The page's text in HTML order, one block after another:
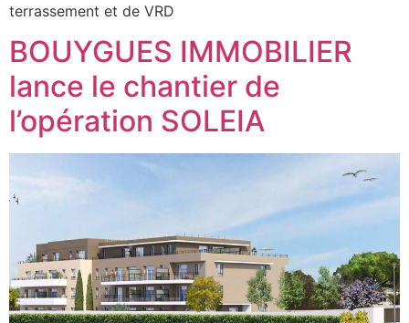
terrassement et de VRD
BOUYGUES IMMOBILIER
lance le chantier de
l’opération SOLEIA